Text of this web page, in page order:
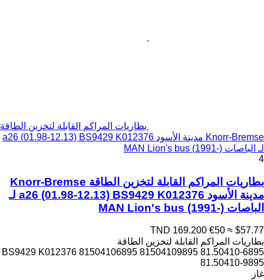
بطاريات المراكم القابلة لتخزين الطاقة
Knorr-Bremse مدينة الأسود a26 (01.98-12.13) BS9429 K012376
لـ الباصات MAN Lion's bus (1991-)
4
بطاريات المراكم القابلة لتخزين الطاقة Knorr-Bremse
مدينة الأسود a26 (01.98-12.13) BS9429 K012376 لـ
الباصات MAN Lion's bus (1991-)
TND 169.200 €50 ≈ $57.77
بطاريات المراكم القابلة لتخزين الطاقة
BS9429 K012376 81504106895 81504109895 81.50410-6895
81.50410-9895
غاز